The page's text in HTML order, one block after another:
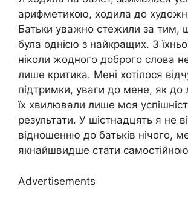
арифметикою, ходила до
Батьки уважно стежили за тим,
була однією з найкращих. З
ніколи жодного доброго слова
лише критика. Мені хотілося
підтримки, уваги до мене, як
їх хвилювали лише моя
результати. У шістнадцять я не
відношенню до батьків нічого,
якнайшвидше стати
Advertisements